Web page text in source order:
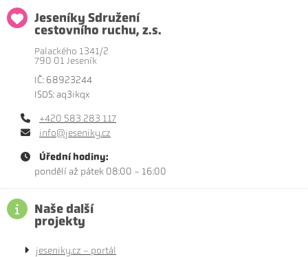
Jeseníky Sdružení
cestovního ruchu, z.s.
Palackého 1341/2
790 01 Jeseník
IČ: 68923244
ISDS: aq3ikqx
+420 583 283 117
info@jeseniky.cz
Úřední hodiny:
pondělí až pátek 08:00 - 16:00
Naše další
projekty
jeseniky.cz - portál